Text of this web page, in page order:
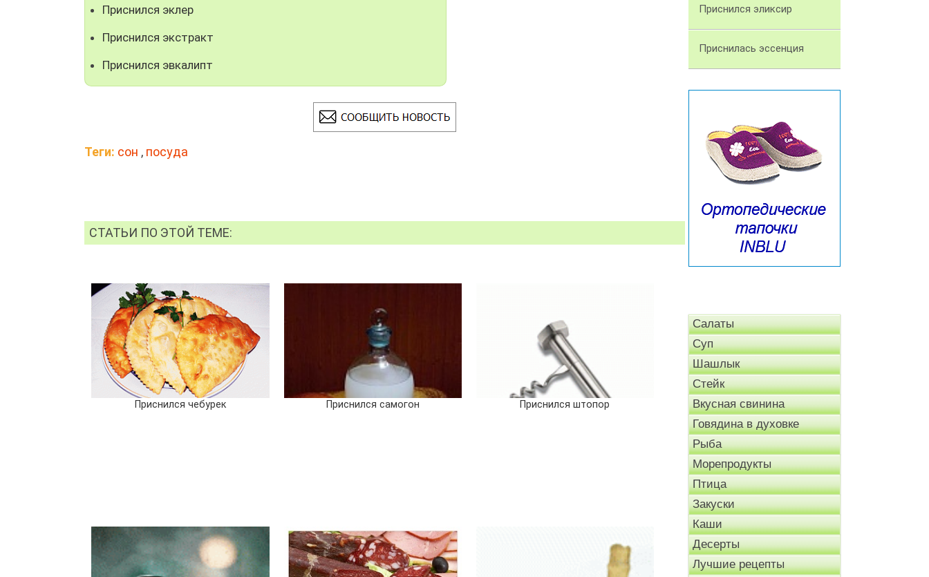
Приснился эклер
Приснился экстракт
Приснился эвкалипт
Теги: сон , посуда
СТАТЬИ ПО ЭТОЙ ТЕМЕ:
Приснился чебурек Приснился самогон Приснился штопор
Приснился эликсир
Приснилась эссенция
Салаты
Суп
Шашлык
Стейк
Вкусная свинина
Говядина в духовке
Рыба
Морепродукты
Птица
Закуски
Каши
Десерты
Лучшие рецепты